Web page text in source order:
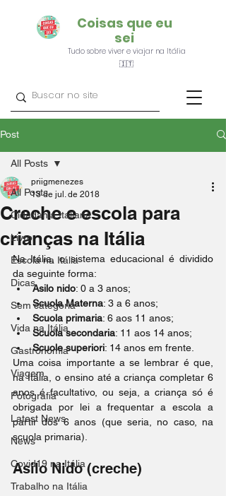
Coisas que eu
sei
Tudo sobre viver e viajar na Itália
🇮🇹
Post
All Posts
Cidadania Italiana
Livro
Escola na Itália
Dicas
Sem categoria
Vida na Itália
Gastronomia
Viagem
Fotografia
Latest News
News
Covid19 na Itália
Trabalho na Itália
All Posts
Creche e escola para
crianças na Itália
priigmenezes
13 de jul. de 2018
Na Itália, o sistema educacional é dividido
da seguinte forma:
Asilo nido: 0 a 3 anos;
Scuola Materna: 3 a 6 anos;
Scuola primaria: 6 aos 11 anos;
Scuola secondaria: 11 aos 14 anos;
Scuole superiori: 14 anos em frente.
Uma coisa importante a se lembrar é que,
na Itália, o ensino até a criança completar 6
anos é facultativo, ou seja, a criança só é
obrigada por lei a frequentar a escola a
partir dos 6 anos (que seria, no caso, na
scuola primaria).
Asilo Nido (creche)